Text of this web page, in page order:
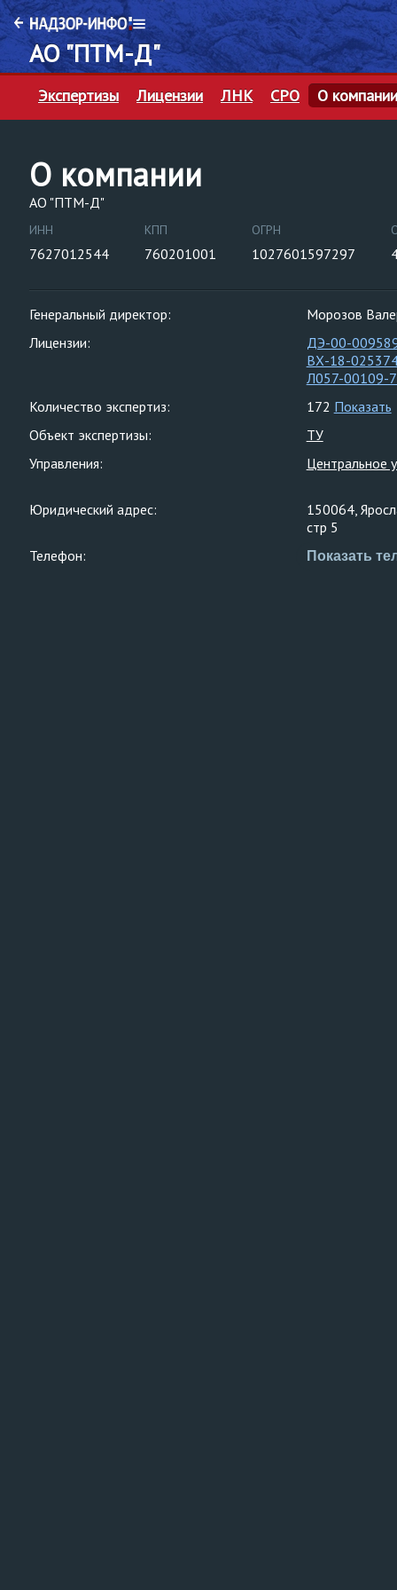
АО "ПТМ-Д"
Экспертизы Лицензии ЛНК СРО О компании
О компании
АО "ПТМ-Д"
ИНН
7627012544
КПП
760201001
ОГРН
1027601597297
Генеральный директор:
Морозов
Лицензии:
ДЭ-00-
ВХ-18-
Л057-00109-
Количество экспертиз:
172 Показать
Объект экспертизы:
ТУ
Управления:
Центральное
Юридический адрес:
150064,
стр 5
Телефон:
Показать